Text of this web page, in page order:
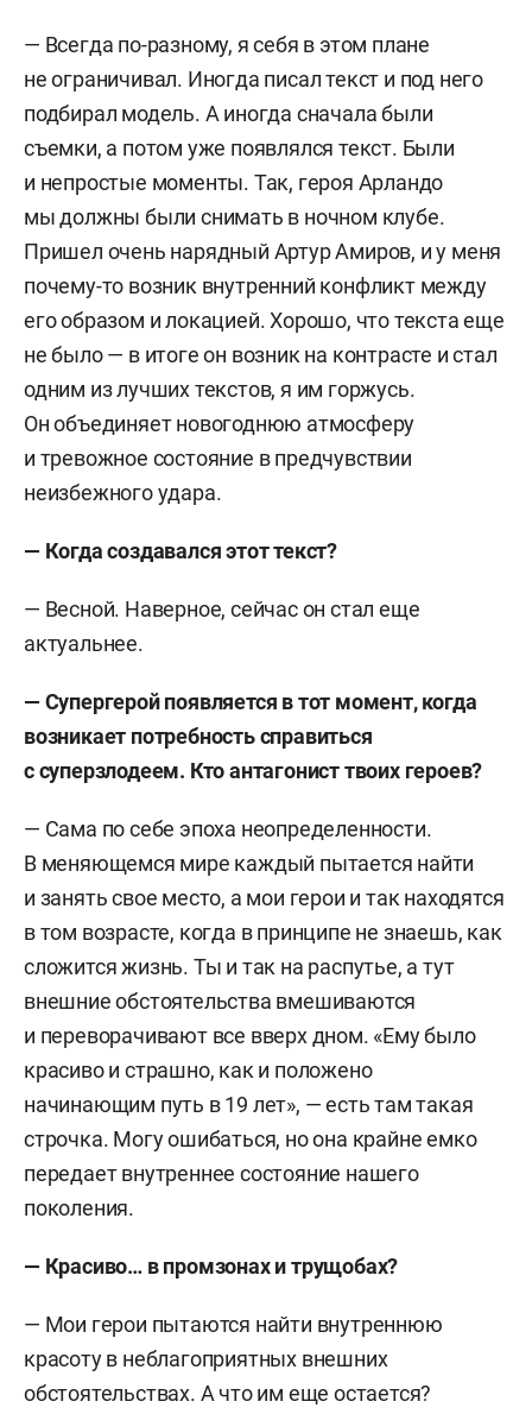
— Всегда по-разному, я себя в этом плане
не ограничивал. Иногда писал текст и под него
подбирал модель. А иногда сначала были
съемки, а потом уже появлялся текст. Были
и непростые моменты. Так, героя Арландо
мы должны были снимать в ночном клубе.
Пришел очень нарядный Артур Амиров, и у меня
почему-то возник внутренний конфликт между
его образом и локацией. Хорошо, что текста еще
не было — в итоге он возник на контрасте и стал
одним из лучших текстов, я им горжусь.
Он объединяет новогоднюю атмосферу
и тревожное состояние в предчувствии
неизбежного удара.
— Когда создавался этот текст?
— Весной. Наверное, сейчас он стал еще
актуальнее.
— Супергерой появляется в тот момент, когда
возникает потребность справиться
с суперзлодеем. Кто антагонист твоих героев?
— Сама по себе эпоха неопределенности.
В меняющемся мире каждый пытается найти
и занять свое место, а мои герои и так находятся
в том возрасте, когда в принципе не знаешь, как
сложится жизнь. Ты и так на распутье, а тут
внешние обстоятельства вмешиваются
и переворачивают все вверх дном. «Ему было
красиво и страшно, как и положено
начинающим путь в 19 лет», — есть там такая
строчка. Могу ошибаться, но она крайне емко
передает внутреннее состояние нашего
поколения.
— Красиво… в промзонах и трущобах?
— Мои герои пытаются найти внутреннюю
красоту в неблагоприятных внешних
обстоятельствах. А что им еще остается?